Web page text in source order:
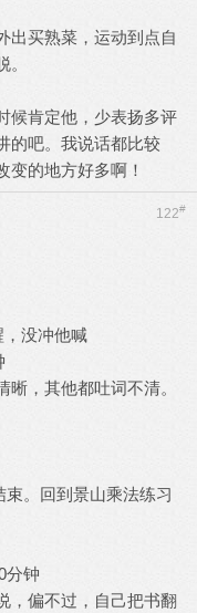
出买熟菜，运动到点自
候肯定他，少表扬多评
的吧。我说话都比较
变的地方好多啊！
122#
没冲他喊
，其他都吐词不清。
。回到景山乘法练习
分钟
，偏不过，自己把书翻